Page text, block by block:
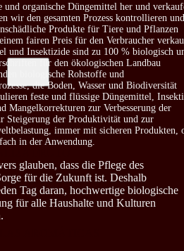
INTERIOR
DEMETER
HORTALIZA DE
und organische Düngemittel her und
wir den gesamten Prozess kontrollieren und
Produkte für Tiere und Pflanzen
fairen Preis für den Verbraucher
und Insektizide sind zu 100 % biologisch
für den ökologischen Landbau
biologische Rohstoffe und
die Boden, Wasser und Biodiversität
feste und flüssige Düngemittel,
Mangelkorrekturen zur Verbesserung der
Steigerung der Produktivität und zur
immer mit sicheren Produkten,
in der Anwendung.
glauben, dass die Pflege des
für die Zukunft ist. Deshalb
Tag daran, hochwertige biologische
für alle Haushalte und Kulturen